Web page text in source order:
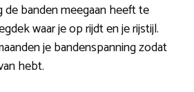
banden meegaan heeft te
waar je op rijdt en je rijstijl.
je bandenspanning zodat
hebt.